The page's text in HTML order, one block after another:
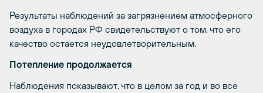
Результаты наблюдений за загрязнением атмосферного
воздуха в городах РФ свидетельствуют о том, что его
качество остается неудовлетворительным.
Потепление продолжается
Наблюдения показывают, что в целом за год и во все